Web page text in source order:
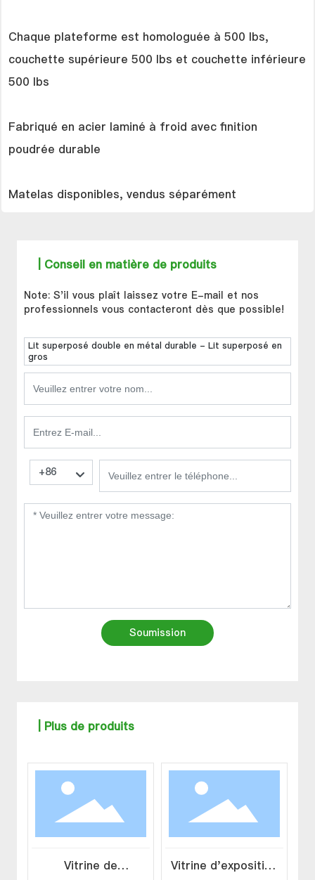
Chaque plateforme est homologuée à 500 lbs,
couchette supérieure 500 lbs et couchette inférieure
500 lbs
Fabriqué en acier laminé à froid avec finition
poudrée durable
Matelas disponibles, vendus séparément
| Conseil en matière de produits
Note: S'il vous plaît laissez votre E-mail et nos
professionnels vous contacteront dès que possible!
Lit superposé double en métal durable - Lit superposé en
gros
+86
Soumission
| Plus de produits
Vitrine de Vitrine d'exposition